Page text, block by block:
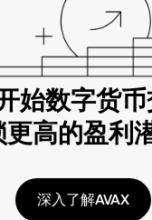
始数字货
更高的盈利
深入了解AVAX